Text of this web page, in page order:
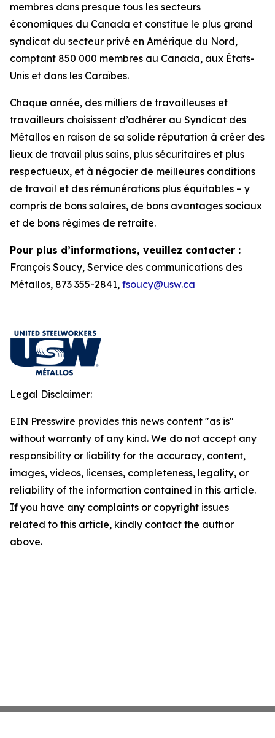
membres dans presque tous les secteurs
économiques du Canada et constitue le plus grand
syndicat du secteur privé en Amérique du Nord,
comptant 850 000 membres au Canada, aux États-
Unis et dans les Caraïbes.
Chaque année, des milliers de travailleuses et
travailleurs choisissent d’adhérer au Syndicat des
Métallos en raison de sa solide réputation à créer des
lieux de travail plus sains, plus sécuritaires et plus
respectueux, et à négocier de meilleures conditions
de travail et des rémunérations plus équitables – y
compris de bons salaires, de bons avantages sociaux
et de bons régimes de retraite.
Pour plus d’informations, veuillez contacter :
François Soucy, Service des communications des
Métallos, 873 355-2841, fsoucy@usw.ca
Legal Disclaimer:
EIN Presswire provides this news content "as is"
without warranty of any kind. We do not accept any
responsibility or liability for the accuracy, content,
images, videos, licenses, completeness, legality, or
reliability of the information contained in this article.
If you have any complaints or copyright issues
related to this article, kindly contact the author
above.